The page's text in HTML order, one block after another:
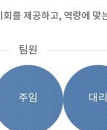
를 제공하고, 역량에
팀원
주임 대리